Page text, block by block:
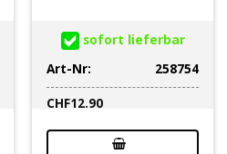
sofort lieferbar
Art-Nr:
258754
CHF12.90